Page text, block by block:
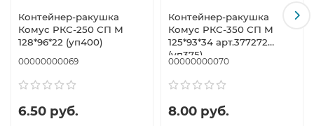
Контейнер-ракушка
Комус РКС-250 СП М
128*96*22 (уп400)
00000000069
6.50 руб.
Контейнер-ракушка
Комус РКС-350 СП М
125*93*34 арт.377272
(уп375)
00000000070
8.00 руб.